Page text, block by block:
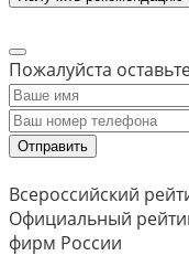
Пожалуйста
Отправить
Всероссийский
Официальный
фирм России